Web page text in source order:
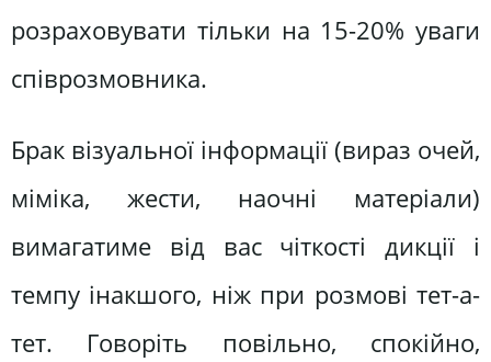
розраховувати тільки на 15-20% уваги
співрозмовника.
Брак візуальної інформації (вираз очей,
міміка, жести, наочні матеріали)
вимагатиме від вас чіткості дикції і
темпу інакшого, ніж при розмові тет-а-
тет. Говоріть повільно, спокійно,